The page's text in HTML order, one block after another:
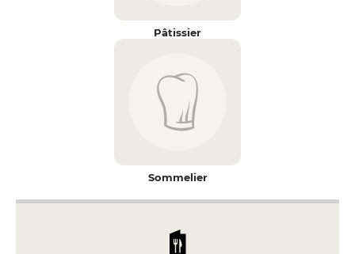
Pâtissier
Sommelier